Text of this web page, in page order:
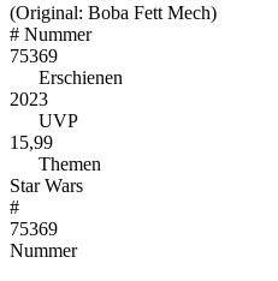
(Original: Boba Fett Mech)
# Nummer
75369
Erschienen
2023
UVP
15,99
Themen
Star Wars
#
75369
Nummer